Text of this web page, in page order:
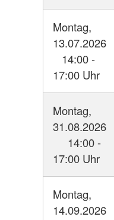
Montag,
13.07.2026
14:00 -
17:00 Uhr
Montag,
31.08.2026
14:00 -
17:00 Uhr
Montag,
14.09.2026